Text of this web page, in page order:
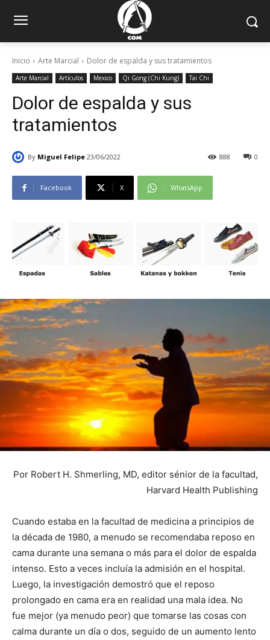
Inicio Arte Marcial Dolor de espalda y sus tratamientos
Arte Marcial Artículos Mexico Qi Gong (Chi Kung) Tai Chi
Dolor de espalda y sus
tratamientos
By Miguel Felipe 23/06/2022 0
888
Facebook X WhatsApp
Por Robert H. Shmerling, MD, editor sénior de la facultad,
Harvard Health Publishing
Cuando estaba en la facultad de medicina a principios de
la década de 1980, a menudo se recomendaba reposo en
cama durante una semana o más para el dolor de espalda
intenso. Esto a veces incluía la admisión en el hospital.
Luego, la investigación demostró que el reposo
prolongado en cama era en realidad una mala idea. No
fue mejor (ya menudo peor) que tomarse las cosas con
calma durante un día o dos, seguido de un aumento lento